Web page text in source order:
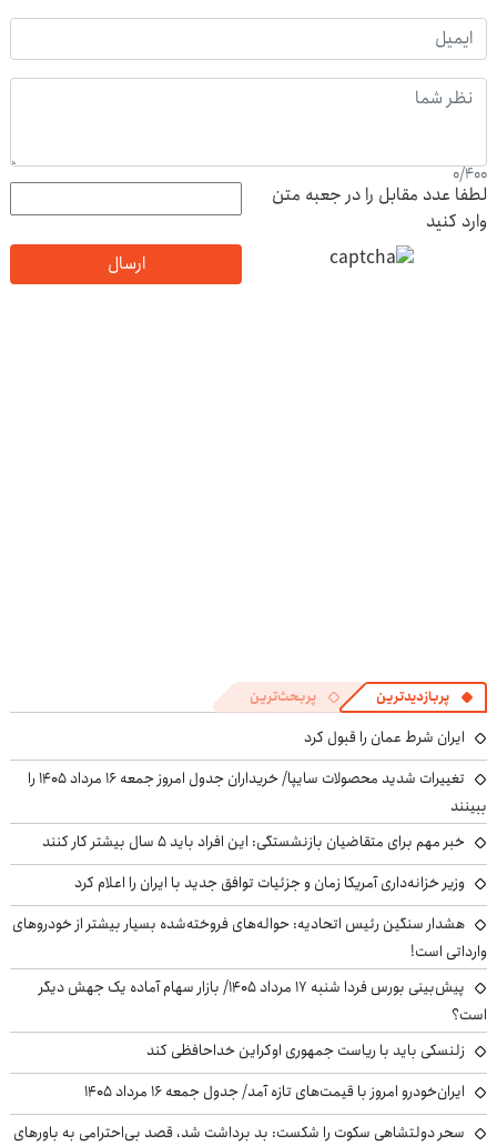
0/400
لطفا عدد مقابل را در جعبه متن
وارد کنید
ارسال
پربازدیدترین پربحث‌ترین
ایران شرط عمان را قبول کرد
تغییرات شدید محصولات سایپا/ خریداران جدول امروز جمعه ۱۶ مرداد ۱۴۰۵ را
ببینند
خبر مهم برای متقاضیان بازنشستگی: این افراد باید ۵ سال بیشتر کار کنند
وزیر خزانه‌داری آمریکا زمان و جزئیات توافق جدید با ایران را اعلام کرد
هشدار سنگین رئیس اتحادیه: حواله‌های فروخته‌شده بسیار بیشتر از خودروهای
وارداتی است!
پیش‌بینی بورس فردا شنبه ۱۷ مرداد ۱۴۰۵/ بازار سهام آماده یک جهش دیگر
است؟
زلنسکی باید با ریاست جمهوری اوکراین خداحافظی کند
ایران‌خودرو امروز با قیمت‌های تازه آمد/ جدول جمعه ۱۶ مرداد ۱۴۰۵
سحر دولتشاهی سکوت را شکست: بد برداشت شد، قصد بی‌احترامی به باورهای